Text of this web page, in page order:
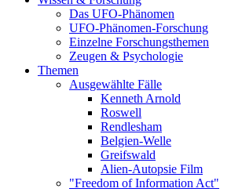
Das UFO-Phänomen
UFO-Phänomen-Forschung
Einzelne Forschungsthemen
Zeugen & Psychologie
Themen
Ausgewählte Fälle
Kenneth Arnold
Roswell
Rendlesham
Belgien-Welle
Greifswald
Alien-Autopsie Film
"Freedom of Information Act"